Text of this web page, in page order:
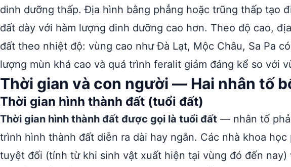
dinh dưỡng thấp. Địa hình bằng phẳng hoặc trũng thấp tạo
đất dày với hàm lượng dinh dưỡng cao hơn. Theo độ cao,
đất theo nhiệt độ: vùng cao như Đà Lạt, Mộc Châu, Sa Pa
lượng mùn khá cao và quá trình feralit giảm đáng kể so với
Thời gian và con người — Hai nhân tố
Thời gian hình thành đất (tuổi đất)
Thời gian hình thành đất được gọi là tuổi đất — nhân tố
trình hình thành đất diễn ra dài hay ngắn. Các nhà khoa
tuyệt đối (tính từ khi sinh vật xuất hiện tại vùng đó đến